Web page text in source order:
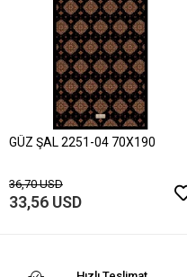
GÜZ ŞAL 2251-04 70X190
36,70 USD
33,56 USD